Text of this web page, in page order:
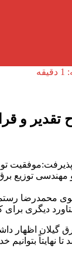
تقدیر و
مهندسی
دیگری
برق گیلان
نهایتاً